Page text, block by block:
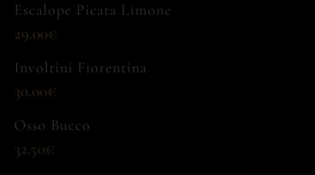
Escalope Picata Limone
29.00€
Involtini Fiorentina
30.00€
Osso Bucco
32.50€